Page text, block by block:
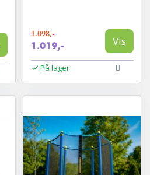
1.098,-
1.019,- Vis
På lager